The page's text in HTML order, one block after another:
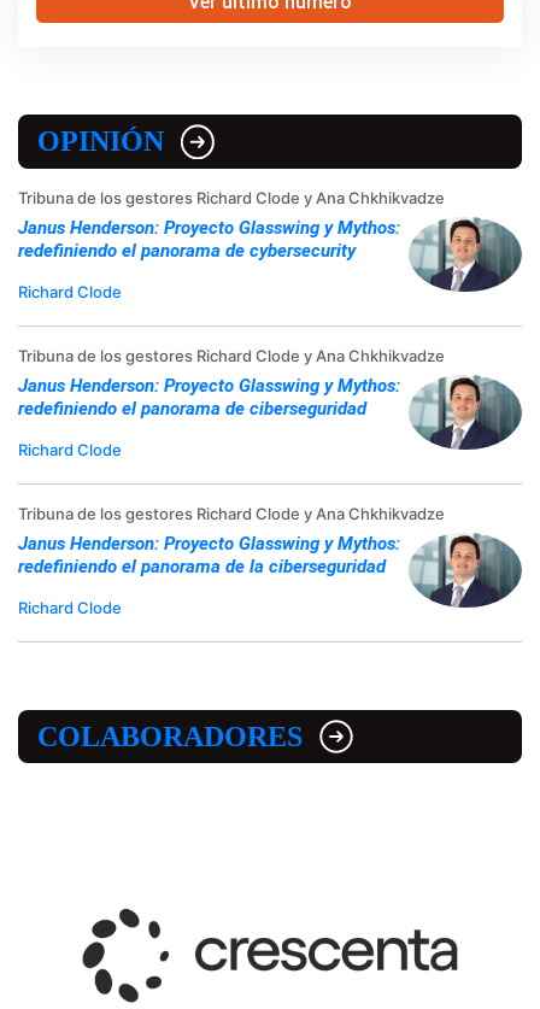
OPINIÓN
Tribuna de los gestores Richard Clode y Ana Chkhikvadze
Janus Henderson: Proyecto Glasswing y Mythos:
redefiniendo el panorama de cybersecurity
Richard Clode
Tribuna de los gestores Richard Clode y Ana Chkhikvadze
Janus Henderson: Proyecto Glasswing y Mythos:
redefiniendo el panorama de ciberseguridad
Richard Clode
Tribuna de los gestores Richard Clode y Ana Chkhikvadze
Janus Henderson: Proyecto Glasswing y Mythos:
redefiniendo el panorama de la ciberseguridad
Richard Clode
COLABORADORES